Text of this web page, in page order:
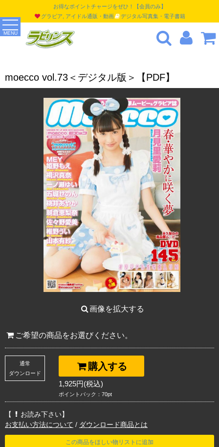
MENU
お得なポイントチャージをぜひ！【会員のみ】
グラビア, アイドル通販・動画
デジタル写真集・電子書籍
moecco vol.73＜デジタル版＞【PDF】
画像を拡大する
ご希望の商品をお選びください。
購入する
通常
ダウンロード
1,925円(税込)
ポイントバック：70pt
【
お読み下さい】
お支払い方法について / ダウンロード商品とは
この商品をほしい物リストに追加